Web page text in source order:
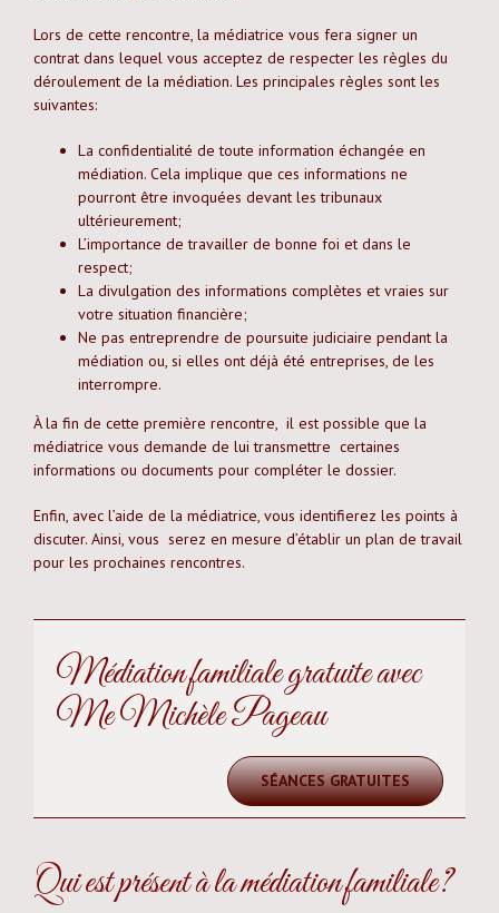
Lors de cette rencontre, la médiatrice vous fera signer un
contrat dans lequel vous acceptez de respecter les règles du
déroulement de la médiation. Les principales règles sont les
suivantes:
La confidentialité de toute information échangée en
médiation. Cela implique que ces informations ne
pourront être invoquées devant les tribunaux
ultérieurement;
L’importance de travailler de bonne foi et dans le
respect;
La divulgation des informations complètes et vraies sur
votre situation financière;
Ne pas entreprendre de poursuite judiciaire pendant la
médiation ou, si elles ont déjà été entreprises, de les
interrompre.
À la fin de cette première rencontre, il est possible que la
médiatrice vous demande de lui transmettre certaines
informations ou documents pour compléter le dossier.
Enfin, avec l’aide de la médiatrice, vous identifierez les points à
discuter. Ainsi, vous serez en mesure d’établir un plan de travail
pour les prochaines rencontres.
Médiation familiale gratuite avec
Me Michèle Pageau
SÉANCES GRATUITES
Qui est présent à la médiation familiale?